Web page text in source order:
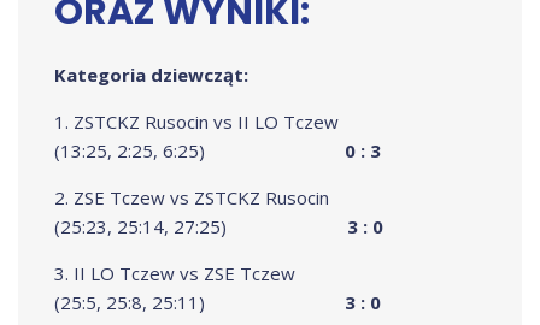
ORAZ WYNIKI:
Kategoria dziewcząt:
1. ZSTCKZ Rusocin vs II LO Tczew
(13:25, 2:25, 6:25) 0 : 3
2. ZSE Tczew vs ZSTCKZ Rusocin
(25:23, 25:14, 27:25) 3 : 0
3. II LO Tczew vs ZSE Tczew
(25:5, 25:8, 25:11) 3 : 0